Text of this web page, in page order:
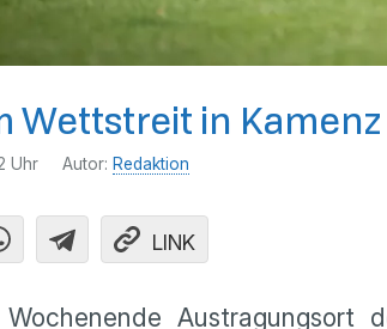
Wettstreit in Kamenz
Uhr Autor: Redaktion
LINK
Austragungsort